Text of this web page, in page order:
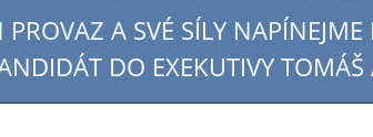
A SVÉ SÍLY
DO EXEKUTIVY TOMÁŠ